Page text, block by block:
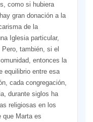
como si hubiera
gran donación a la
de la
Iglesia particular,
también, si el
entonces la
equilibrio entre esa
cada congregación,
durante siglos ha
religiosas en los
que Marta es